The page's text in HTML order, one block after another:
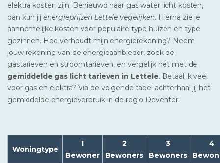
elektra kosten zijn. Benieuwd naar gas water licht kosten,
dan kun jij energieprijzen Lettele vegelijken. Hierna zie je
aannemelijke kosten voor populaire type huizen en type
gezinnen. Hoe verhoudt mijn energierekening? Neem
jouw rekening van de energieaanbieder, zoek de
gastarieven en stroomtarieven, en vergelijk het met de
gemiddelde gas licht tarieven in Lettele. Betaal ik veel
voor gas en elektra? Via de volgende tabel achterhaal jij het
gemiddelde energieverbruik in de regio Deventer.
Woningtype
1
Bewoner
2
Bewoners
3
Bewoners
4